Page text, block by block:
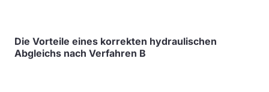
Die Vorteile eines korrekten hydraulischen
Abgleichs nach Verfahren B